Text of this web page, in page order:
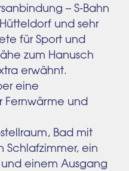
– S-Bahn
und sehr
für Sport und
zum Hanusch
erwähnt.
eine
Fernwärme und
Bad mit
Schlafzimmer, ein
einem Ausgang